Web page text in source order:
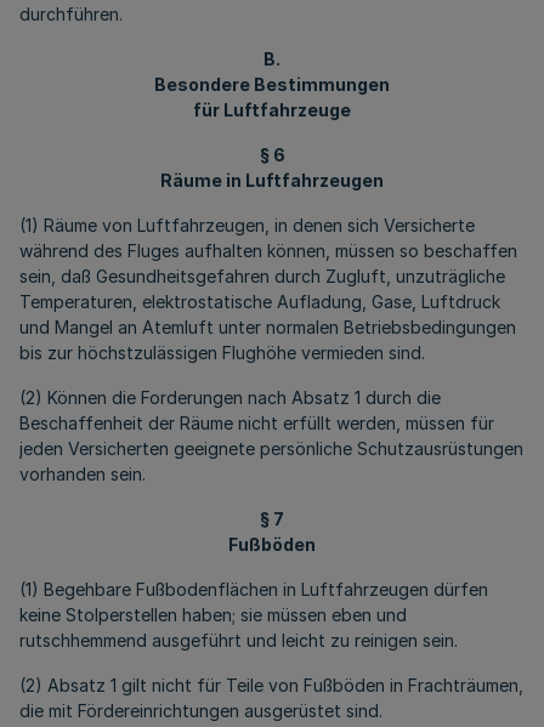
durchführen.
B.
Besondere Bestimmungen
für Luftfahrzeuge
§ 6
Räume in Luftfahrzeugen
(1) Räume von Luftfahrzeugen, in denen sich Versicherte
während des Fluges aufhalten können, müssen so beschaffen
sein, daß Gesundheitsgefahren durch Zugluft, unzuträgliche
Temperaturen, elektrostatische Aufladung, Gase, Luftdruck
und Mangel an Atemluft unter normalen Betriebsbedingungen
bis zur höchstzulässigen Flughöhe vermieden sind.
(2) Können die Forderungen nach Absatz 1 durch die
Beschaffenheit der Räume nicht erfüllt werden, müssen für
jeden Versicherten geeignete persönliche Schutzausrüstungen
vorhanden sein.
§ 7
Fußböden
(1) Begehbare Fußbodenflächen in Luftfahrzeugen dürfen
keine Stolperstellen haben; sie müssen eben und
rutschhemmend ausgeführt und leicht zu reinigen sein.
(2) Absatz 1 gilt nicht für Teile von Fußböden in Frachträumen,
die mit Fördereinrichtungen ausgerüstet sind.